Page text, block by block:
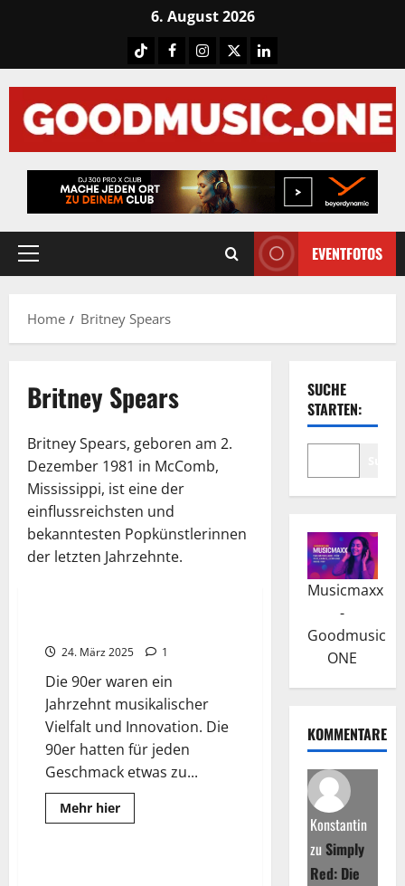
6. August 2026
TiktokFacebook
Instagram
X LinkedIN
Primary
EVENTFOTOS
Home Britney Spears
Britney Spears
Britney Spears, geboren am 2.
Dezember 1981 in McComb,
Mississippi, ist eine der
einflussreichsten und
bekanntesten Popkünstlerinnen
der letzten Jahrzehnte.
24. März 2025 1
Die 90er waren ein
Jahrzehnt musikalischer
Vielfalt und Innovation. Die
90er hatten für jeden
Geschmack etwas zu...
Mehr hierRead
more
Wissenswertes
SUCHE
STARTEN:
Musicmaxx
-
Goodmusic
ONE
KOMMENTARE
Konstantin
zu Simply
Red: Die